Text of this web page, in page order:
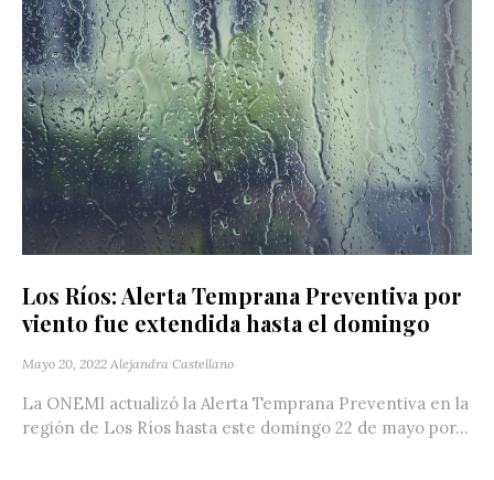
Los Ríos: Alerta Temprana Preventiva por
viento fue extendida hasta el domingo
Mayo 20, 2022 Alejandra Castellano
La ONEMI actualizó la Alerta Temprana Preventiva en la
región de Los Ríos hasta este domingo 22 de mayo por...